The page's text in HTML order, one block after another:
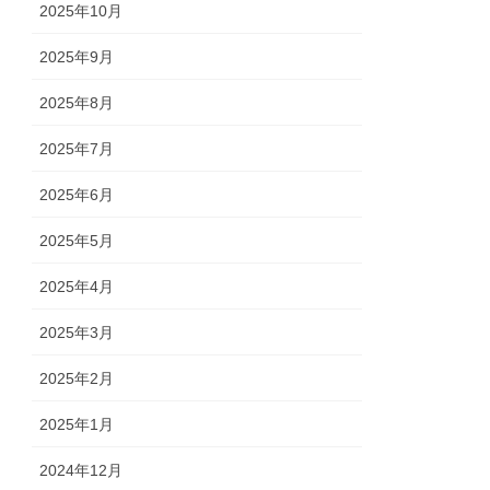
2025年10月
2025年9月
2025年8月
2025年7月
2025年6月
2025年5月
2025年4月
2025年3月
2025年2月
2025年1月
2024年12月